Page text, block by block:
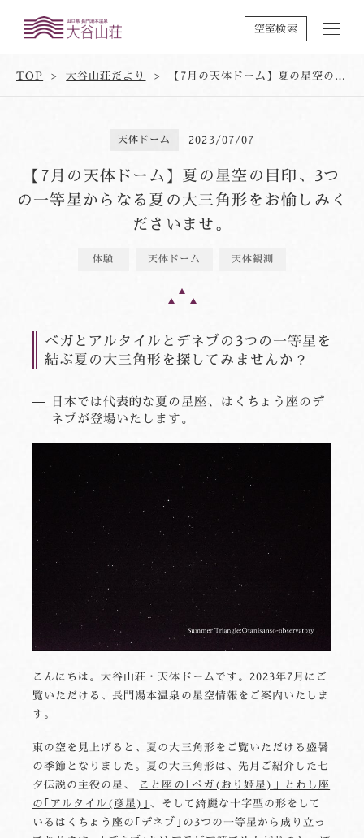
空室検索
TOP 大谷山荘だより 【7月の天体ドーム】夏の星空の目印、3つの一等星からなる夏の大三角形をお愉しみくださいませ。
天体ドーム 2023/07/07
【7月の天体ドーム】夏の星空の目印、3つ
の一等星からなる夏の大三角形をお愉しみく
ださいませ。
体験 天体ドーム 天体観測
ベガとアルタイルとデネブの3つの一等星を
結ぶ夏の大三角形を探してみませんか？
日本では代表的な夏の星座、はくちょう座のデ
ネブが登場いたします。
こんにちは。大谷山荘・天体ドームです。2023年7月にご
覧いただける、長門湯本温泉の星空情報をご案内いたしま
す。
東の空を見上げると、夏の大三角形をご覧いただける盛暑
の季節となりました。夏の大三角形は、先月ご紹介した七
夕伝説の主役の星、 こと座の｢ベガ(おり姫星)」とわし座
の｢アルタイル(彦星)｣ 、そして綺麗な十字型の形をして
いるはくちょう座の｢デネブ｣の3つの一等星から成り立っ